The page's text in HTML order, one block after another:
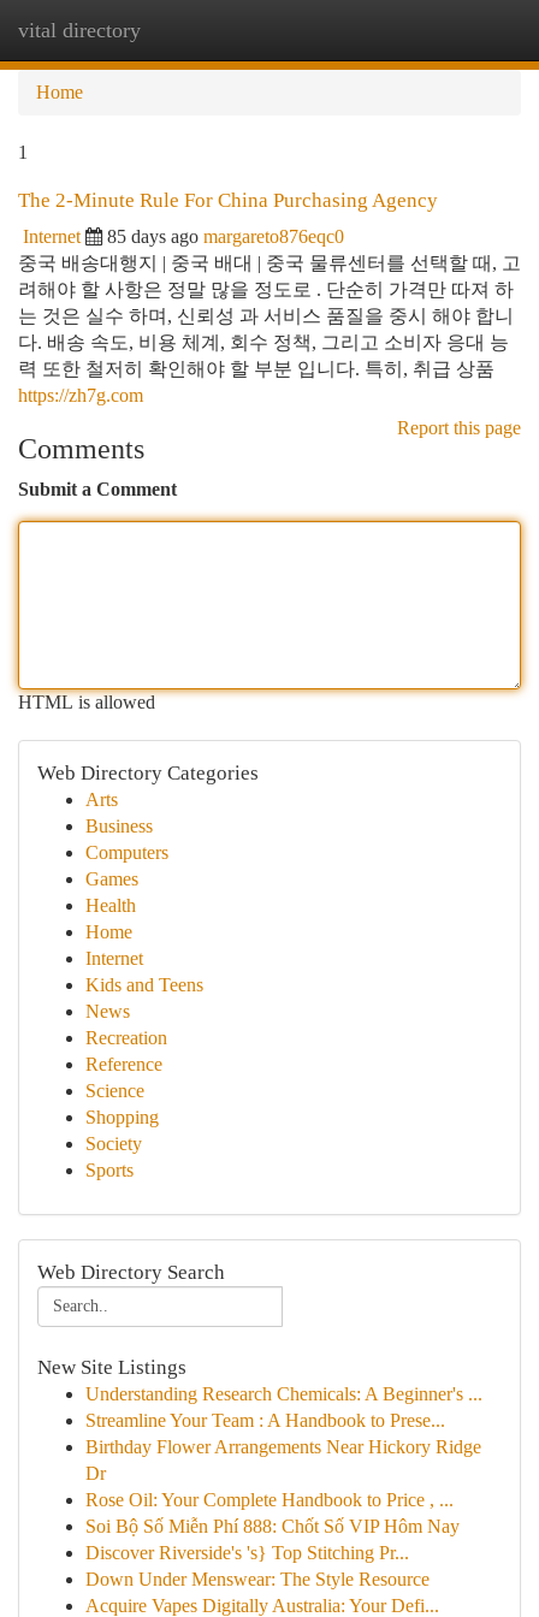
vital directory
Home
1
The 2-Minute Rule For China Purchasing Agency
Internet 85 days ago margareto876eqc0
중국 배송대행지 | 중국 배대 | 중국 물류센터를 선택할 때, 고
려해야 할 사항은 정말 많을 정도로 . 단순히 가격만 따져 하
는 것은 실수 하며, 신뢰성 과 서비스 품질을 중시 해야 합니
다. 배송 속도, 비용 체계, 회수 정책, 그리고 소비자 응대 능
력 또한 철저히 확인해야 할 부분 입니다. 특히, 취급 상품
https://zh7g.com
Report this page
Comments
Submit a Comment
HTML is allowed
Web Directory Categories
Arts
Business
Computers
Games
Health
Home
Internet
Kids and Teens
News
Recreation
Reference
Science
Shopping
Society
Sports
Web Directory Search
New Site Listings
Understanding Research Chemicals: A Beginner's ...
Streamline Your Team : A Handbook to Prese...
Birthday Flower Arrangements Near Hickory Ridge
Dr
Rose Oil: Your Complete Handbook to Price , ...
Soi Bộ Số Miễn Phí 888: Chốt Số VIP Hôm Nay
Discover Riverside's 's} Top Stitching Pr...
Down Under Menswear: The Style Resource
Acquire Vapes Digitally Australia: Your Defi...